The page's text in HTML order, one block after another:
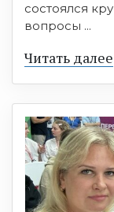
состоялся
вопросы ...
Читать далее